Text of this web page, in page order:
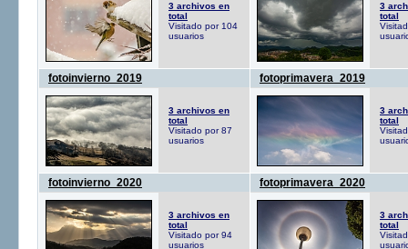
3 archivos en
total
Visitado por 104
usuarios
3
total
fotoinvierno_2019
3 archivos en
total
Visitado por 87
usuarios
fotoprimavera_2019
3
total
fotoinvierno_2020
3 archivos en
total
Visitado por 94
usuarios
fotoprimavera_2020
3
total